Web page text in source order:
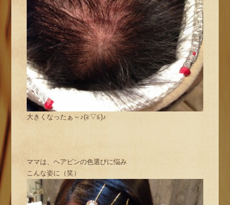
大きくなったぁ～♪(≧▽≦)♪
ママは、ヘアピンの色選びに悩み
こんな姿に（笑）